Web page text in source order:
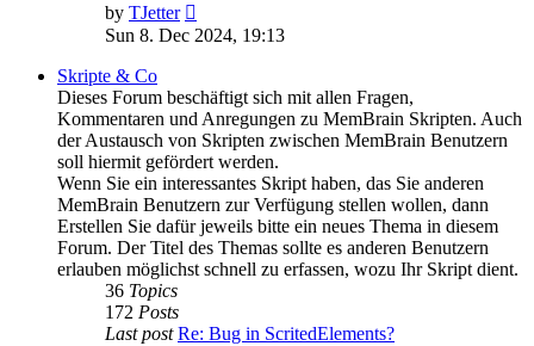
by TJetter
the
Sun 8. Dec 2024, 19:13
Skripte & Co
Dieses Forum beschäftigt sich mit allen Fragen,
Kommentaren und Anregungen zu MemBrain Skripten. Auch
der Austausch von Skripten zwischen MemBrain Benutzern
soll hiermit gefördert werden.
Wenn Sie ein interessantes Skript haben, das Sie anderen
MemBrain Benutzern zur Verfügung stellen wollen, dann
Erstellen Sie dafür jeweils bitte ein neues Thema in diesem
Forum. Der Titel des Themas sollte es anderen Benutzern
erlauben möglichst schnell zu erfassen, wozu Ihr Skript dient.
36 Topics
172 Posts
Last post Re: Bug in ScritedElements?